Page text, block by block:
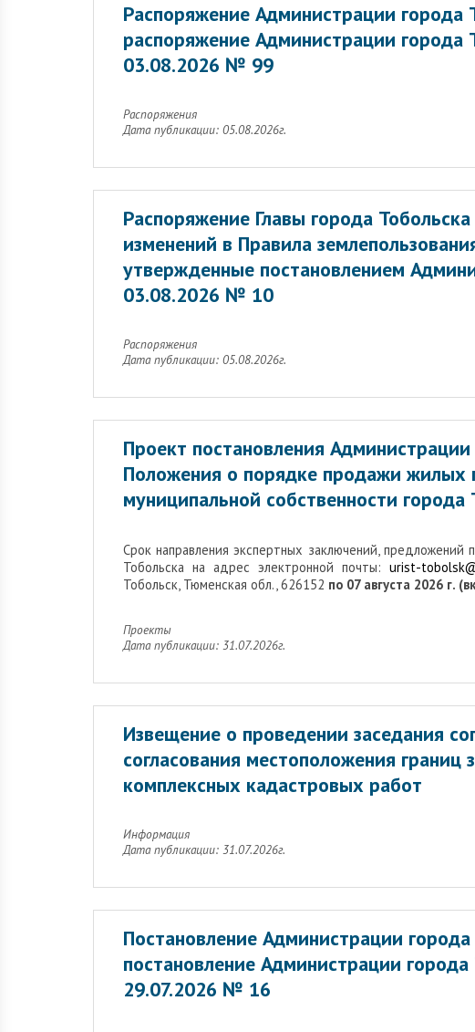
Распоряжение Администрации города
распоряжение Администрации
03.08.2026 № 99
Распоряжения
Дата публикации: 05.08.2026г.
Распоряжение Главы города
изменений в Правила
утвержденные постановлением
03.08.2026 № 10
Распоряжения
Дата публикации: 05.08.2026г.
Проект постановления
Положения о порядке продажи жилых
муниципальной собственности
Cрок направления экспертных заключений,
Тобольска на адрес электронной почты:urist-
Тобольск, Тюменская обл., 626152 по 07 августа 2026 г.
Проекты
Дата публикации: 31.07.2026г.
Извещение о проведении заседания
согласования местоположения
комплексных кадастровых работ
Информация
Дата публикации: 31.07.2026г.
Постановление Администрации
постановление Администрации
29.07.2026 № 16